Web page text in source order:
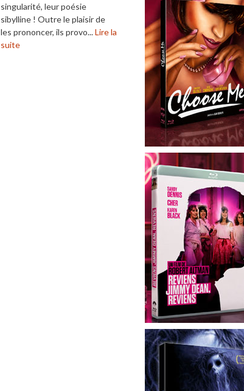
singularité, leur poésie
sibylline ! Outre le plaisir de
les prononcer, ils provo...Lire la
suite